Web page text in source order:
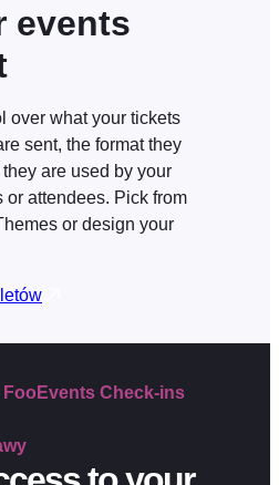
events
over what your tickets
sent, the format they
are used by your
or attendees. Pick from
or design your